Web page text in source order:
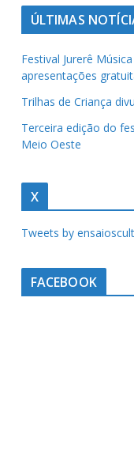
ÚLTIMAS
Festival Jurerê
apresentações
Trilhas de Criança
Terceira edição do
Meio Oeste
X
Tweets by
FACEBOOK